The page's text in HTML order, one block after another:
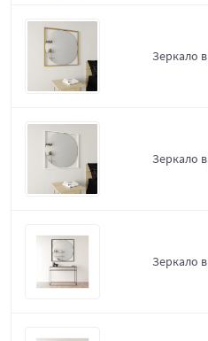
Зеркало
Зеркало
Зеркало